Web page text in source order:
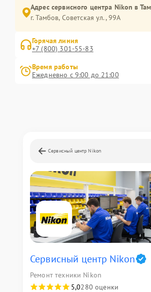
Адрес сервисного центра Nikon в
г. Тамбов, Советская ул., 99А
Горячая линия
+7 (800) 301-55-83
Время работы
Ежедневно с 9:00 до 21:00
Сервисный центр Nikon
Сервисный центр Nikon
Ремонт техники Nikon
5,0280 оценки